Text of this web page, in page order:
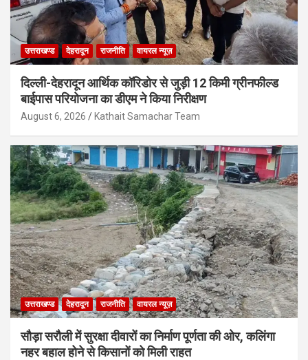
उत्तराखण्ड देहरादून राजनीति वायरल न्यूज़
दिल्ली-देहरादून आर्थिक कॉरिडोर से जुड़ी 12 किमी ग्रीनफील्ड
बाईपास परियोजना का डीएम ने किया निरीक्षण
August 6, 2026 Kathait Samachar Team
उत्तराखण्ड देहरादून राजनीति वायरल न्यूज़
सौड़ा सरौली में सुरक्षा दीवारों का निर्माण पूर्णता की ओर, कलिंगा
नहर बहाल होने से किसानों को मिली राहत